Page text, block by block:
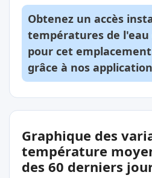
Obtenez un accès
températures de
pour cet
grâce à nos
Graphique des
température
des 60 derniers